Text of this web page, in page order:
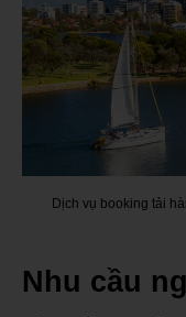
Dịch vụ booking tải
Nhu cầu